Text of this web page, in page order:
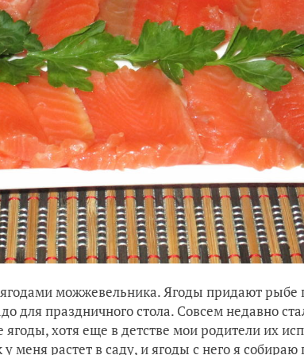
можжевельника. Ягоды придают
для праздничного стола. Совсем недавно
хотя еще в детстве мои родители их
растет в саду, и ягоды с него я